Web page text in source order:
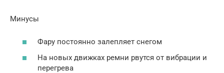
Минусы
Фару постоянно залепляет снегом
На новых движках ремни рвутся от вибрации и
перегрева